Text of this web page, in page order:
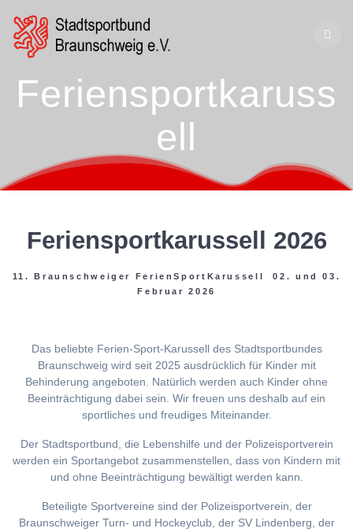
Feriensportkaruss
ell
Feriensportkarussell 2026
11. Braunschweiger FerienSportKarussell 02. und 03.
Februar 2026
Das beliebte Ferien-Sport-Karussell des Stadtsportbundes
Braunschweig wird seit 2025 ausdrücklich für Kinder mit
Behinderung angeboten. Natürlich werden auch Kinder ohne
Beeinträchtigung dabei sein. Wir freuen uns deshalb auf ein
sportliches und freudiges Miteinander.
Der Stadtsportbund, die Lebenshilfe und der Polizeisportverein
werden ein Sportangebot zusammenstellen, dass von Kindern mit
und ohne Beeinträchtigung bewältigt werden kann.
Beteiligte Sportvereine sind der Polizeisportverein, der
Braunschweiger Turn- und Hockeyclub, der SV Lindenberg, der